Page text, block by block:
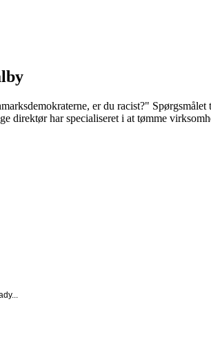
er du racist?"
direktør har specialiseret i at tømme